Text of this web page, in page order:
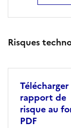
Risques
rapport de
risque au
PDF